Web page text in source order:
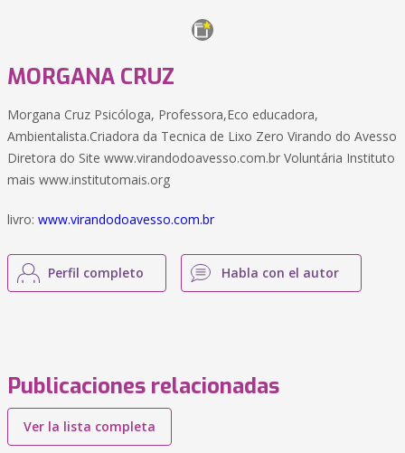
MORGANA CRUZ
Morgana Cruz Psicóloga, Professora,Eco educadora,
Ambientalista.Criadora da Tecnica de Lixo Zero Virando do Avesso
Diretora do Site www.virandodoavesso.com.br Voluntária Instituto
mais www.institutomais.org
livro: www.virandodoavesso.com.br
Perfil completo Habla con el autor
Publicaciones relacionadas
Ver la lista completa